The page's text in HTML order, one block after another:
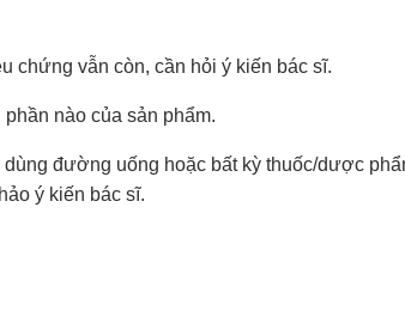
chứng vẫn còn, cần hỏi ý kiến bác sĩ.
nào của sản phẩm.
đường uống hoặc bất kỳ thuốc/dược
ý kiến bác sĩ.